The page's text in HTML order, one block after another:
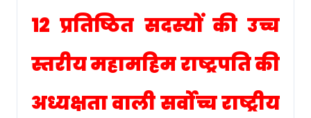
12 प्रतिष्ठित सदस्यों की उच्च
स्तरीय महामहिम राष्ट्रपति की
अध्यक्षता वाली सर्वोच्च राष्ट्रीय